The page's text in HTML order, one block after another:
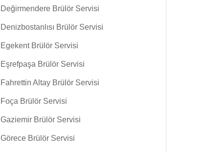
Değirmendere Brülör Servisi
Denizbostanlısı Brülör Servisi
Egekent Brülör Servisi
Eşrefpaşa Brülör Servisi
Fahrettin Altay Brülör Servisi
Foça Brülör Servisi
Gaziemir Brülör Servisi
Görece Brülör Servisi